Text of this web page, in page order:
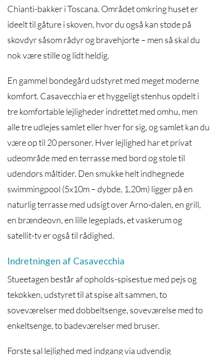
Chianti-bakker iToscana. Området omkring huset er
ideelt til gåture i skoven, hvor du også kan støde på
skovdyr såsom rådyr og bravehjorte – men så skal du
nok være stille og lidt heldig.
En gammel bondegård udstyret med meget moderne
komfort. Casavecchia er et hyggeligt stenhus opdelt i
tre komfortable lejligheder indrettet med omhu, men
alle tre udlejes samlet eller hver for sig, og samlet kan du
være op til 20 personer. Hver lejlighed har et privat
udeområde med en terrasse med bord og stole til
udendørs måltider. Den smukke helt indhegnede
swimmingpool (5x10m – dybde, 1,20m) ligger på en
naturlig terrasse med udsigt over Arno-dalen, en grill,
en brændeovn, en lille legeplads, et vaskerum og
satellit-tv er også til rådighed.
Indretningen af Casavecchia
Stueetagen består af opholds-spisestue med pejs og
tekøkken, udstyret til at spise alt sammen, to
soveværelser med dobbeltsenge, soveværelse med to
enkeltsenge, to badeværelser med bruser.
Første sal lejlighed med indgang via udvendig